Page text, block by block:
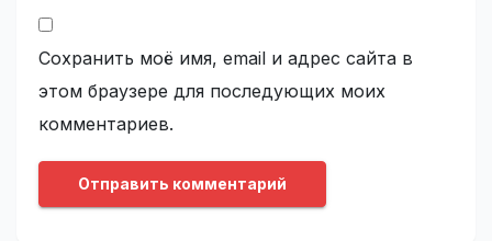
Сохранить моё имя, email и адрес сайта в
этом браузере для последующих моих
комментариев.